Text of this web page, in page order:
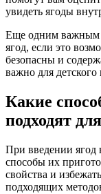
увидеть ягоды
Еще одним важным
ягод, если это
безопасны и
важно для детского
Какие
подходят
При введении
способы их
свойства и
подходящих